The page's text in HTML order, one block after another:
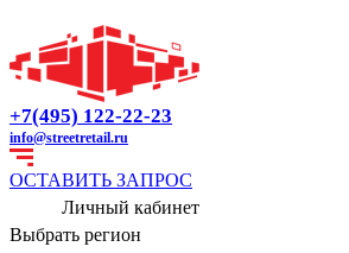
+7(495) 122-22-23
info@streetretail.ru
ОСТАВИТЬ ЗАПРОС
Личный кабинет
Выбрать регион